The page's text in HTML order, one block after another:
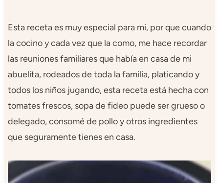
Esta receta es muy especial para mi, por que cuando
la cocino y cada vez que la como, me hace recordar
las reuniones familiares que había en casa de mi
abuelita, rodeados de toda la familia, platicando y
todos los niños jugando, esta receta está hecha con
tomates frescos, sopa de fideo puede ser grueso o
delegado, consomé de pollo y otros ingredientes
que seguramente tienes en casa.